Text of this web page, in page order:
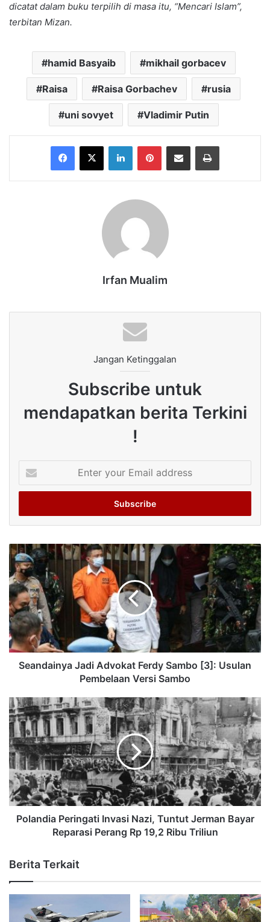
dicatat dalam buku terpilih di masa itu, “Mencari Islam”,
terbitan Mizan.
hamid Basyaib mikhail gorbacev
Raisa Raisa Gorbachev rusia
uni sovyet Vladimir Putin
Facebook
X LinkedInPinterestShare via Email Print
Irfan Mualim
Jangan Ketinggalan
Subscribe untuk
mendapatkan berita Terkini
!
your
Email
Seandainya Jadi Advokat Ferdy Sambo [3]: Usulan
Pembelaan Versi Sambo
Polandia Peringati Invasi Nazi, Tuntut Jerman Bayar
Reparasi Perang Rp 19,2 Ribu Triliun
Berita Terkait